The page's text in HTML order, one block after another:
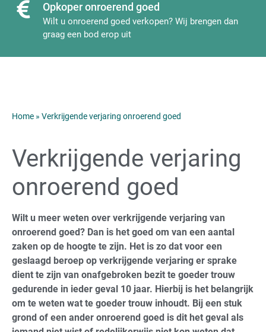
Opkoper onroerend goed
Wilt u onroerend goed verkopen? Wij brengen dan
graag een bod erop uit
Home » Verkrijgende verjaring onroerend goed
Verkrijgende verjaring
onroerend goed
Wilt u meer weten over verkrijgende verjaring van
onroerend goed? Dan is het goed om van een aantal
zaken op de hoogte te zijn. Het is zo dat voor een
geslaagd beroep op verkrijgende verjaring er sprake
dient te zijn van onafgebroken bezit te goeder trouw
gedurende in ieder geval 10 jaar. Hierbij is het belangrijk
om te weten wat te goeder trouw inhoudt. Bij een stuk
grond of een ander onroerend goed is dit het geval als